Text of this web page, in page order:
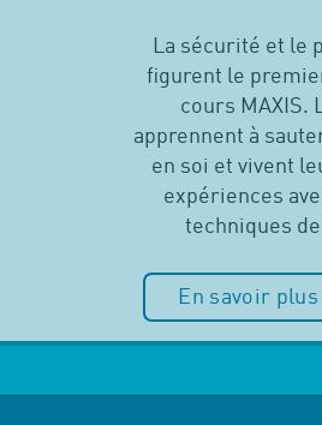
La sécurité et le
figurent le
cours MAXIS.
apprennent à
en soi et vivent
expériences
techniques
En savoir